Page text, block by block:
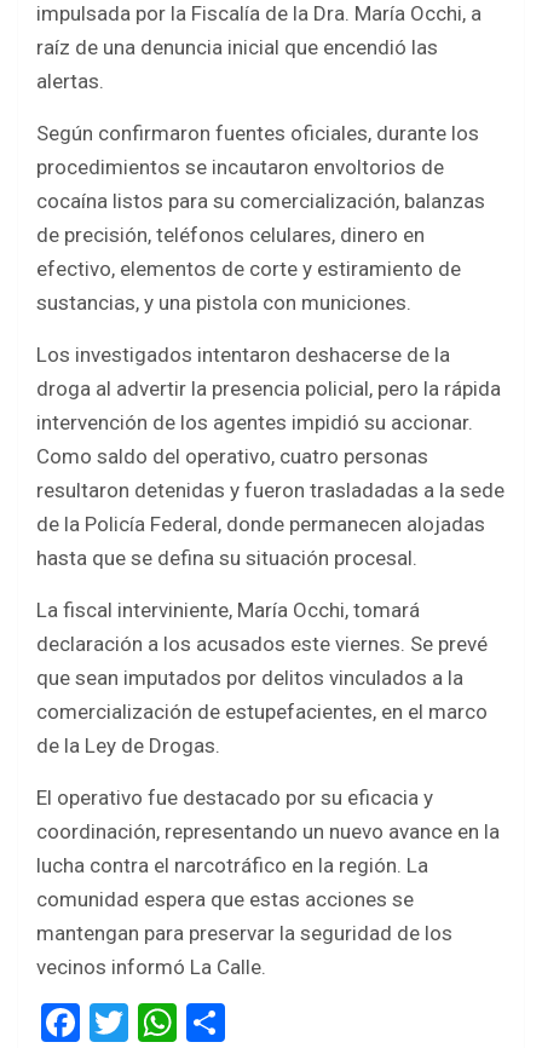
impulsada por la Fiscalía de la Dra. María Occhi, a
raíz de una denuncia inicial que encendió las
alertas.
Según confirmaron fuentes oficiales, durante los
procedimientos se incautaron envoltorios de
cocaína listos para su comercialización, balanzas
de precisión, teléfonos celulares, dinero en
efectivo, elementos de corte y estiramiento de
sustancias, y una pistola con municiones.
Los investigados intentaron deshacerse de la
droga al advertir la presencia policial, pero la rápida
intervención de los agentes impidió su accionar.
Como saldo del operativo, cuatro personas
resultaron detenidas y fueron trasladadas a la sede
de la Policía Federal, donde permanecen alojadas
hasta que se defina su situación procesal.
La fiscal interviniente, María Occhi, tomará
declaración a los acusados este viernes. Se prevé
que sean imputados por delitos vinculados a la
comercialización de estupefacientes, en el marco
de la Ley de Drogas.
El operativo fue destacado por su eficacia y
coordinación, representando un nuevo avance en la
lucha contra el narcotráfico en la región. La
comunidad espera que estas acciones se
mantengan para preservar la seguridad de los
vecinos informó La Calle.
F
T
W